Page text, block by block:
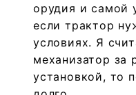
орудия и самой
если трактор
условиях. Я
механизатор за
установкой, то